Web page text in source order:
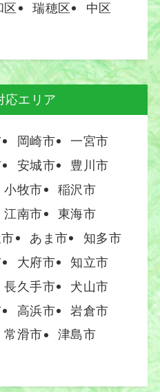
区 瑞穂区
中区
応エリア
岡崎市
一宮市
安城市
豊川市
小牧市
稲沢市
江南市
東海市
あま市
知多市
大府市
知立市
長久手市
犬山市
高浜市
岩倉市
常滑市
津島市